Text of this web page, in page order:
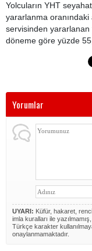
Yolcuların YHT
yararlanma
servisinden yararlanan
döneme göre yüzde
Yorumlar
UYARI: Küfür, hakaret,
imla kuralları ile yazılmamış,
Türkçe karakter
onaylanmamaktadır.